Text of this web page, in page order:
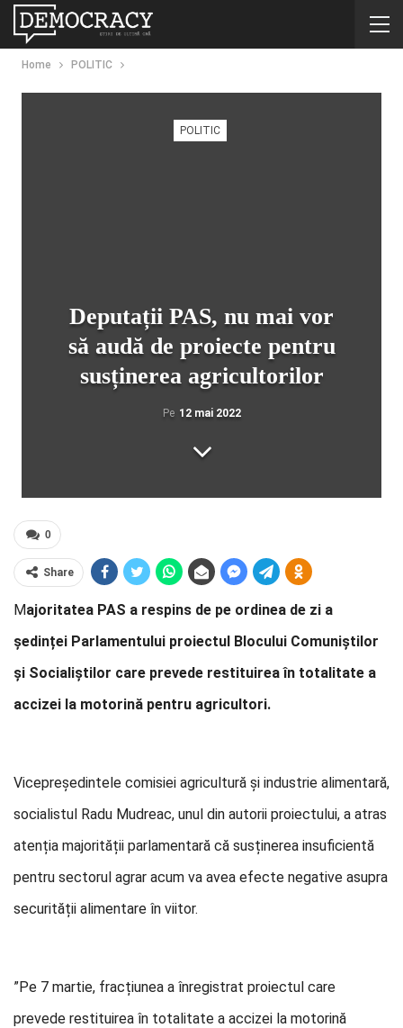
Home POLITIC
POLITIC
Deputații PAS, nu mai vor
să audă de proiecte pentru
susținerea agricultorilor
Pe 12 mai 2022
0
Share
Majoritatea PAS a respins de pe ordinea de zi a
ședinței Parlamentului proiectul Blocului Comuniștilor
și Socialiștilor care prevede restituirea în totalitate a
accizei la motorină pentru agricultori.
Vicepreședintele comisiei agricultură și industrie alimentară,
socialistul Radu Mudreac, unul din autorii proiectului, a atras
atenția majorității parlamentară că susținerea insuficientă
pentru sectorul agrar acum va avea efecte negative asupra
securității alimentare în viitor.
”Pe 7 martie, fracțiunea a înregistrat proiectul care
prevede restituirea în totalitate a accizei la motorină